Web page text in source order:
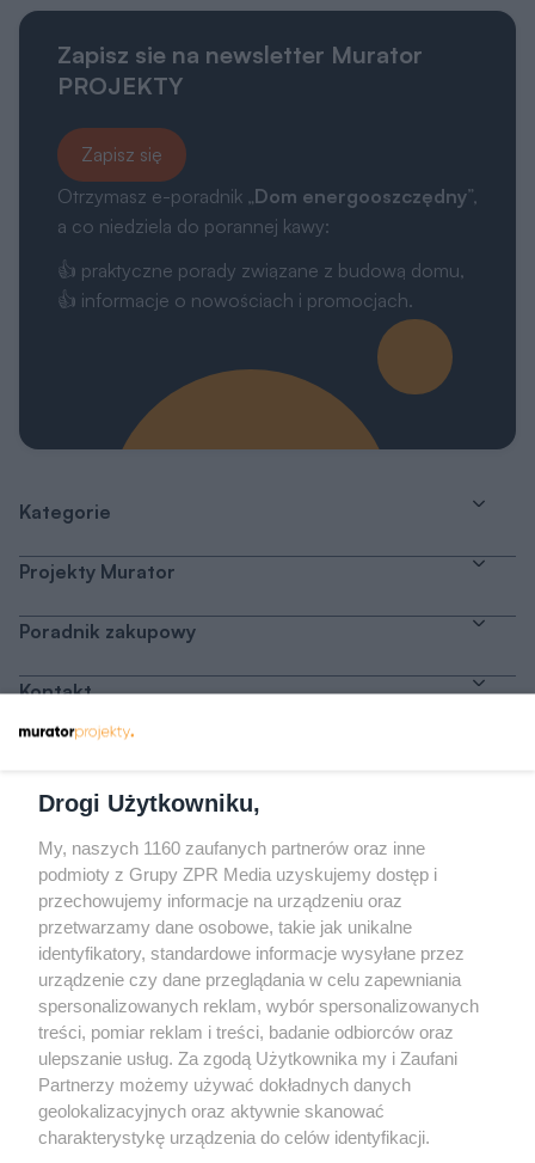
Zapisz sie na newsletter Murator
PROJEKTY
Zapisz się
Otrzymasz e-poradnik „Dom energooszczędny”,
a co niedziela do porannej kawy:
👍 praktyczne porady związane z budową domu,
👍 informacje o nowościach i promocjach.
Kategorie
Projekty Murator
Poradnik zakupowy
Kontakt
Odwiedź grupę na Facebooku
Gdybym budował drugi raz - mądry Polak
przed budową
Forum Muratora
Drogi Użytkowniku,
My, naszych 1160 zaufanych partnerów oraz inne
podmioty z Grupy ZPR Media uzyskujemy dostęp i
przechowujemy informacje na urządzeniu oraz
przetwarzamy dane osobowe, takie jak unikalne
identyfikatory, standardowe informacje wysyłane przez
urządzenie czy dane przeglądania w celu zapewniania
spersonalizowanych reklam, wybór spersonalizowanych
treści, pomiar reklam i treści, badanie odbiorców oraz
ulepszanie usług. Za zgodą Użytkownika my i Zaufani
Partnerzy możemy używać dokładnych danych
geolokalizacyjnych oraz aktywnie skanować
charakterystykę urządzenia do celów identyfikacji.